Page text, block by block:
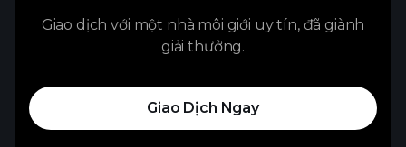
Giao dịch với một nhà môi giới uy tín, đã giành
giải thưởng.
Giao Dịch Ngay